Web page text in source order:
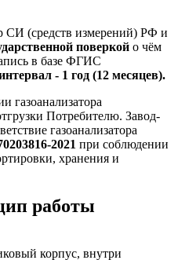
СИ (средств измерений) РФ и
поверкой о чём
в базе ФГИС
- 1 год (12 месяцев).
газоанализатора
Потребителю. Завод-
газоанализатора
2021 при соблюдении
хранения и
работы
корпус, внутри